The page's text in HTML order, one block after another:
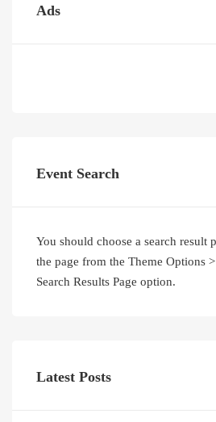
Ads
Event Search
You should choose a search result
the page from the Theme Options
Search Results Page option.
Latest Posts